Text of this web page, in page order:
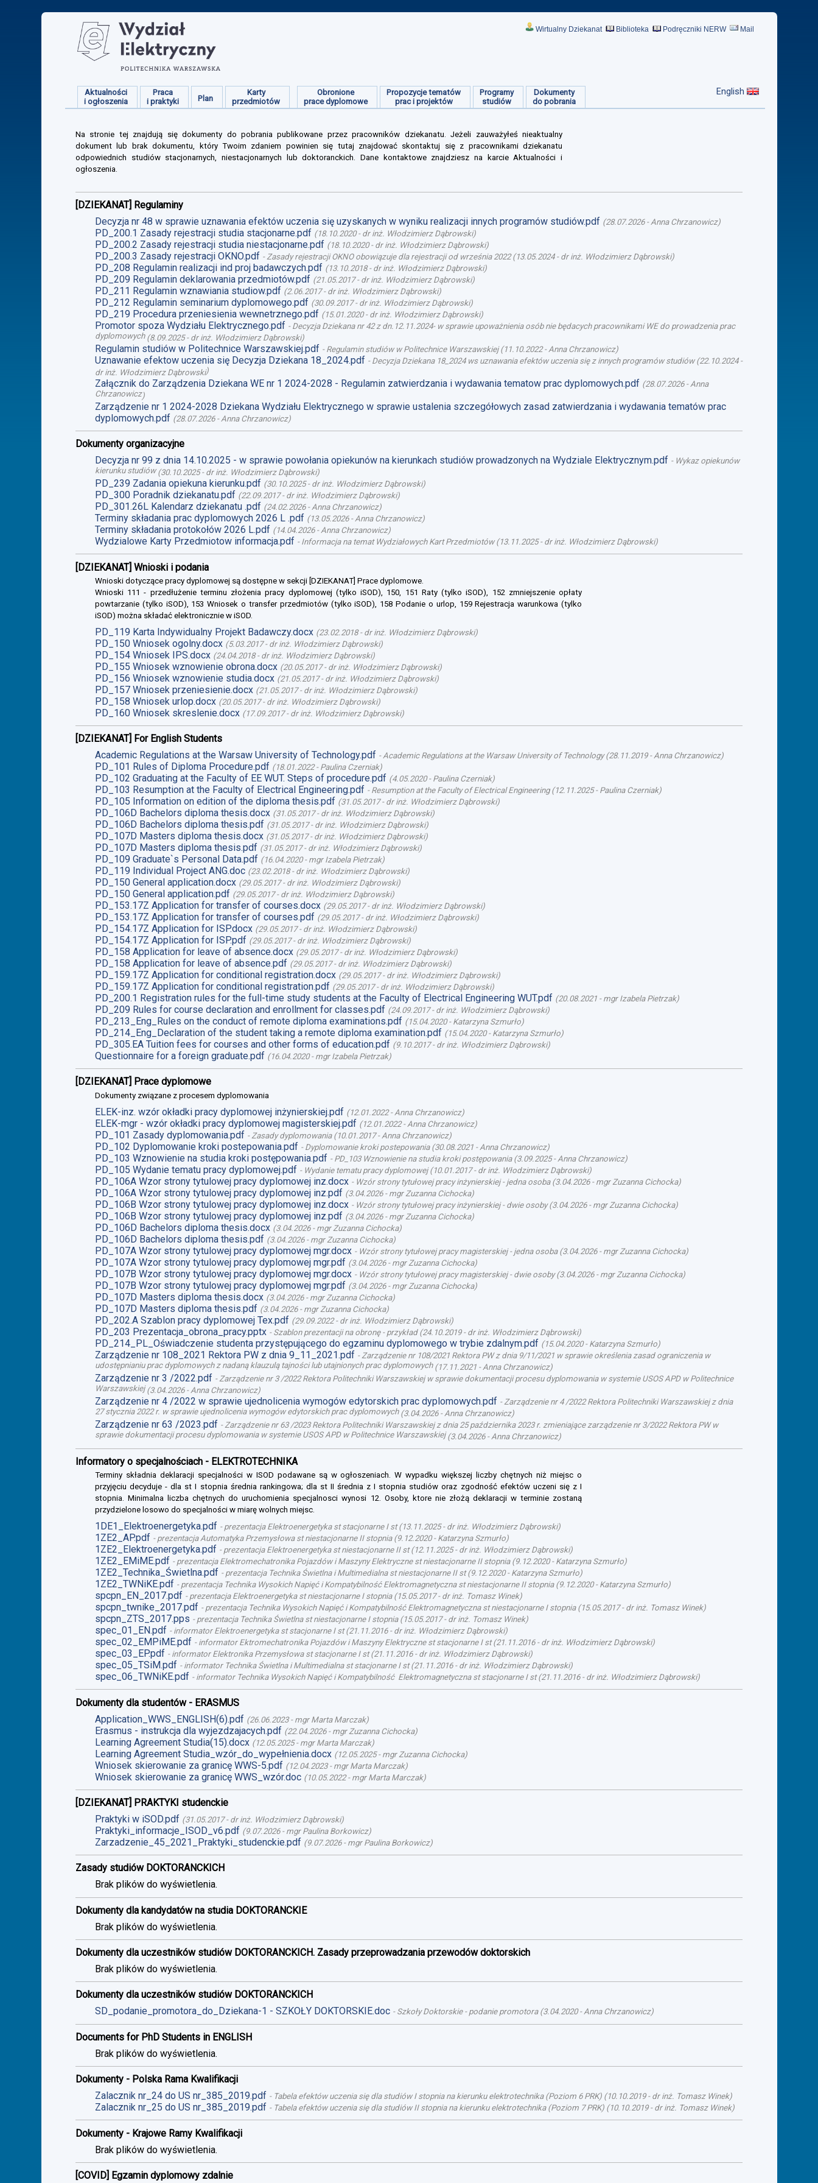
Wirtualny Dziekanat Biblioteka Podręczniki NERW Mail
Aktualności
i ogłoszenia
Praca
i praktyki
Plan
Karty
przedmiotów
Obronione
prace dyplomowe
Propozycje tematów
prac i projektów
Programy
studiów
Dokumenty
do pobrania
English
Na stronie tej znajdują się dokumenty do pobrania publikowane przez pracowników dziekanatu. Jeżeli zauważyłeś nieaktualny
dokument lub brak dokumentu, który Twoim zdaniem powinien się tutaj znajdować skontaktuj się z pracownikami dziekanatu
odpowiednich studiów stacjonarnych, niestacjonarnych lub doktoranckich. Dane kontaktowe znajdziesz na karcie Aktualności i
ogłoszenia.
[DZIEKANAT] Regulaminy
Decyzja nr 48 w sprawie uznawania efektów uczenia się uzyskanych w wyniku realizacji innych programów studiów.pdf (28.07.2026- Anna Chrzanowicz)
PD_200.1 Zasady rejestracji studia stacjonarne.pdf (18.10.2020- dr inż. Włodzimierz Dąbrowski)
PD_200.2 Zasady rejestracji studia niestacjonarne.pdf (18.10.2020- dr inż. Włodzimierz Dąbrowski)
PD_200.3 Zasady rejestracji OKNO.pdf - Zasady rejestracji OKNO obowiązuje dla rejestracji od września 2022(13.05.2024- dr inż. Włodzimierz Dąbrowski)
PD_208 Regulamin realizacji ind proj badawczych.pdf (13.10.2018- dr inż. Włodzimierz Dąbrowski)
PD_209 Regulamin deklarowania przedmiotów.pdf (21.05.2017- dr inż. Włodzimierz Dąbrowski)
PD_211 Regulamin wznawiania studiow.pdf (2.06.2017- dr inż. Włodzimierz Dąbrowski)
PD_212 Regulamin seminarium dyplomowego.pdf (30.09.2017- dr inż. Włodzimierz Dąbrowski)
PD_219 Procedura przeniesienia wewnetrznego.pdf (15.01.2020- dr inż. Włodzimierz Dąbrowski)
Promotor spoza Wydziału Elektrycznego.pdf - Decyzja Dziekana nr 42 z dn.12.11.2024- w sprawie upoważnienia osób nie będacych pracownikami WE do prowadzenia prac
dyplomowych(8.09.2025- dr inż. Włodzimierz Dąbrowski)
Regulamin studiów w Politechnice Warszawskiej.pdf - Regulamin studiów w Politechnice Warszawskiej(11.10.2022- Anna Chrzanowicz)
Uznawanie efektow uczenia się Decyzja Dziekana 18_2024.pdf - Decyzja Dziekana 18_2024 ws uznawania efektów uczenia się z innych programów studiów(22.10.2024-
dr inż. Włodzimierz Dąbrowski)
Załącznik do Zarządzenia Dziekana WE nr 1 2024-2028 - Regulamin zatwierdzania i wydawania tematow prac dyplomowych.pdf (28.07.2026- Anna
Chrzanowicz)
Zarządzenie nr 1 2024-2028 Dziekana Wydziału Elektrycznego w sprawie ustalenia szczegółowych zasad zatwierdzania i wydawania tematów prac
dyplomowych.pdf (28.07.2026- Anna Chrzanowicz)
Dokumenty organizacyjne
Decyzja nr 99 z dnia 14.10.2025 - w sprawie powołania opiekunów na kierunkach studiów prowadzonych na Wydziale Elektrycznym.pdf - Wykaz opiekunów
kierunku studiów(30.10.2025- dr inż. Włodzimierz Dąbrowski)
PD_239 Zadania opiekuna kierunku.pdf (30.10.2025- dr inż. Włodzimierz Dąbrowski)
PD_300 Poradnik dziekanatu.pdf (22.09.2017- dr inż. Włodzimierz Dąbrowski)
PD_301.26L Kalendarz dziekanatu .pdf (24.02.2026-Anna Chrzanowicz)
Terminy składania prac dyplomowych 2026 L .pdf (13.05.2026-Anna Chrzanowicz)
Terminy składania protokołów 2026 L.pdf (14.04.2026-Anna Chrzanowicz)
Wydzialowe Karty Przedmiotow informacja.pdf - Informacja na temat Wydziałowych Kart Przedmiotów(13.11.2025- dr inż. Włodzimierz Dąbrowski)
[DZIEKANAT] Wnioski i podania
Wnioski dotyczące pracy dyplomowej są dostępne w sekcji [DZIEKANAT] Prace dyplomowe.
Wnioski 111 - przedłużenie terminu złożenia pracy dyplomowej (tylko iSOD), 150, 151 Raty (tylko iSOD), 152 zmniejszenie opłaty
powtarzanie (tylko iSOD), 153 Wniosek o transfer przedmiotów (tylko iSOD), 158 Podanie o urlop, 159 Rejestracja warunkowa (tylko
iSOD) można składać elektronicznie w iSOD.
PD_119 Karta Indywidualny Projekt Badawczy.docx (23.02.2018- dr inż. Włodzimierz Dąbrowski)
PD_150 Wniosek ogolny.docx (5.03.2017- dr inż. Włodzimierz Dąbrowski)
PD_154 Wniosek IPS.docx (24.04.2018- dr inż. Włodzimierz Dąbrowski)
PD_155 Wniosek wznowienie obrona.docx (20.05.2017- dr inż. Włodzimierz Dąbrowski)
PD_156 Wniosek wznowienie studia.docx (21.05.2017- dr inż. Włodzimierz Dąbrowski)
PD_157 Wniosek przeniesienie.docx (21.05.2017- dr inż. Włodzimierz Dąbrowski)
PD_158 Wniosek urlop.docx (20.05.2017- dr inż. Włodzimierz Dąbrowski)
PD_160 Wniosek skreslenie.docx (17.09.2017- dr inż. Włodzimierz Dąbrowski)
[DZIEKANAT] For English Students
Academic Regulations at the Warsaw University of Technology.pdf -Academic Regulations at the Warsaw University of Technology(28.11.2019-Anna Chrzanowicz)
PD_101 Rules of Diploma Procedure.pdf (18.01.2022- Paulina Czerniak)
PD_102 Graduating at the Faculty of EE WUT. Steps of procedure.pdf (4.05.2020- Paulina Czerniak)
PD_103 Resumption at the Faculty of Electrical Engineering.pdf - Resumption at the Faculty of Electrical Engineering(12.11.2025- Paulina Czerniak)
PD_105 Information on edition of the diploma thesis.pdf (31.05.2017- dr inż. Włodzimierz Dąbrowski)
PD_106D Bachelors diploma thesis.docx (31.05.2017- dr inż. Włodzimierz Dąbrowski)
PD_106D Bachelors diploma thesis.pdf (31.05.2017- dr inż. Włodzimierz Dąbrowski)
PD_107D Masters diploma thesis.docx (31.05.2017- dr inż. Włodzimierz Dąbrowski)
PD_107D Masters diploma thesis.pdf (31.05.2017- dr inż. Włodzimierz Dąbrowski)
PD_109 Graduate`s Personal Data.pdf (16.04.2020- mgr Izabela Pietrzak)
PD_119 Individual Project ANG.doc (23.02.2018- dr inż. Włodzimierz Dąbrowski)
PD_150 General application.docx (29.05.2017- dr inż. Włodzimierz Dąbrowski)
PD_150 General application.pdf (29.05.2017- dr inż. Włodzimierz Dąbrowski)
PD_153.17Z Application for transfer of courses.docx (29.05.2017- dr inż. Włodzimierz Dąbrowski)
PD_153.17Z Application for transfer of courses.pdf (29.05.2017- dr inż. Włodzimierz Dąbrowski)
PD_154.17Z Application for ISP.docx (29.05.2017- dr inż. Włodzimierz Dąbrowski)
PD_154.17Z Application for ISP.pdf (29.05.2017- dr inż. Włodzimierz Dąbrowski)
PD_158 Application for leave of absence.docx (29.05.2017- dr inż. Włodzimierz Dąbrowski)
PD_158 Application for leave of absence.pdf (29.05.2017- dr inż. Włodzimierz Dąbrowski)
PD_159.17Z Application for conditional registration.docx (29.05.2017- dr inż. Włodzimierz Dąbrowski)
PD_159.17Z Application for conditional registration.pdf (29.05.2017- dr inż. Włodzimierz Dąbrowski)
PD_200.1 Registration rules for the full-time study students at the Faculty of Electrical Engineering WUT.pdf (20.08.2021 - mgr Izabela Pietrzak)
PD_209 Rules for course declaration and enrollment for classes.pdf (24.09.2017- dr inż. Włodzimierz Dąbrowski)
PD_213_Eng_Rules on the conduct of remote diploma examinations.pdf (15.04.2020- Katarzyna Szmurło)
PD_214_Eng_Declaration of the student taking a remote diploma examination.pdf (15.04.2020- Katarzyna Szmurło)
PD_305.EA Tuition fees for courses and other forms of education.pdf (9.10.2017- dr inż. Włodzimierz Dąbrowski)
Questionnaire for a foreign graduate.pdf (16.04.2020- mgr Izabela Pietrzak)
[DZIEKANAT] Prace dyplomowe
Dokumenty związane z procesem dyplomowania
ELEK-inz. wzór okładki pracy dyplomowej inżynierskiej.pdf (12.01.2022- Anna Chrzanowicz)
ELEK-mgr - wzór okładki pracy dyplomowej magisterskiej.pdf (12.01.2022- Anna Chrzanowicz)
PD_101 Zasady dyplomowania.pdf - Zasady dyplomowania(10.01.2017- Anna Chrzanowicz)
PD_102 Dyplomowanie kroki postepowania.pdf - Dyplomowanie kroki postepowania(30.08.2021 - Anna Chrzanowicz)
PD_103 Wznowienie na studia kroki postępowania.pdf - PD_103 Wznowienie na studia kroki postępowania(3.09.2025- Anna Chrzanowicz)
PD_105 Wydanie tematu pracy dyplomowej.pdf - Wydanie tematu pracy dyplomowej(10.01.2017- dr inż. Włodzimierz Dąbrowski)
PD_106A Wzor strony tytulowej pracy dyplomowej inz.docx - Wzór strony tytułowej pracy inżynierskiej - jedna osoba(3.04.2026- mgr Zuzanna Cichocka)
PD_106A Wzor strony tytulowej pracy dyplomowej inz.pdf (3.04.2026- mgr Zuzanna Cichocka)
PD_106B Wzor strony tytulowej pracy dyplomowej inz.docx - Wzór strony tytułowej pracy inżynierskiej - dwie osoby(3.04.2026- mgr Zuzanna Cichocka)
PD_106B Wzor strony tytulowej pracy dyplomowej inz.pdf (3.04.2026- mgr Zuzanna Cichocka)
PD_106D Bachelors diploma thesis.docx (3.04.2026- mgr Zuzanna Cichocka)
PD_106D Bachelors diploma thesis.pdf (3.04.2026- mgr Zuzanna Cichocka)
PD_107A Wzor strony tytulowej pracy dyplomowej mgr.docx - Wzór strony tytułowej pracy magisterskiej - jedna osoba(3.04.2026- mgr Zuzanna Cichocka)
PD_107A Wzor strony tytulowej pracy dyplomowej mgr.pdf (3.04.2026- mgr Zuzanna Cichocka)
PD_107B Wzor strony tytulowej pracy dyplomowej mgr.docx - Wzór strony tytułowej pracy magisterskiej - dwie osoby(3.04.2026- mgr Zuzanna Cichocka)
PD_107B Wzor strony tytulowej pracy dyplomowej mgr.pdf (3.04.2026- mgr Zuzanna Cichocka)
PD_107D Masters diploma thesis.docx (3.04.2026- mgr Zuzanna Cichocka)
PD_107D Masters diploma thesis.pdf (3.04.2026- mgr Zuzanna Cichocka)
PD_202.A Szablon pracy dyplomowej Tex.pdf (29.09.2022- dr inż. Włodzimierz Dąbrowski)
PD_203 Prezentacja_obrona_pracy.pptx - Szablon prezentacji na obronę - przykład(24.10.2019- dr inż. Włodzimierz Dąbrowski)
PD_214_PL_Oświadczenie studenta przystępującego do egzaminu dyplomowego w trybie zdalnym.pdf (15.04.2020- Katarzyna Szmurło)
Zarządzenie nr 108_2021 Rektora PW z dnia 9_11_2021.pdf - Zarządzenie nr 108/2021 Rektora PW z dnia 9/11/2021 w sprawie określenia zasad ograniczenia w
udostępnianiu prac dyplomowych z nadaną klauzulą tajności lub utajnionych prac dyplomowych(17.11.2021 - Anna Chrzanowicz)
Zarządzenie nr 3 /2022.pdf - Zarządzenie nr 3 /2022 Rektora Politechniki Warszawskiej w sprawie dokumentacji procesu dyplomowania w systemie USOS APD w Politechnice
Warszawskiej(3.04.2026- Anna Chrzanowicz)
Zarządzenie nr 4 /2022 w sprawie ujednolicenia wymogów edytorskich prac dyplomowych.pdf - Zarządzenie nr 4 /2022 Rektora Politechniki Warszawskiej z dnia
27 stycznia 2022 r. w sprawie ujednolicenia wymogów edytorskich prac dyplomowych(3.04.2026- Anna Chrzanowicz)
Zarządzenie nr 63 /2023.pdf - Zarządzenie nr 63 /2023 Rektora Politechniki Warszawskiej z dnia 25 października 2023 r. zmieniające zarządzenie nr 3/2022 Rektora PW w
sprawie dokumentacji procesu dyplomowania w systemie USOS APD w Politechnice Warszawskiej(3.04.2026- Anna Chrzanowicz)
Informatory o specjalnościach - ELEKTROTECHNIKA
Terminy składnia deklaracji specjalności w ISOD podawane są w ogłoszeniach. W wypadku większej liczby chętnych niż miejsc o
przyjęciu decyduje - dla st I stopnia średnia rankingowa; dla st II średnia z I stopnia studiów oraz zgodność efektów uczeni się z I
stopnia. Minimalna liczba chętnych do uruchomienia specjalnosci wynosi 12. Osoby, ktore nie złożą deklaracji w terminie zostaną
przydzielone losowo do specjalności w miarę wolnych miejsc.
1DE1_Elektroenergetyka.pdf - prezentacja Elektroenergetyka st stacjonarne I st(13.11.2025- dr inż. Włodzimierz Dąbrowski)
1ZE2_AP.pdf - prezentacja Automatyka Przemysłowa st niestacjonarne II stopnia(9.12.2020- Katarzyna Szmurło)
1ZE2_Elektroenergetyka.pdf - prezentacja Elektroenergetyka st niestacjonarne II st(12.11.2025- dr inż. Włodzimierz Dąbrowski)
1ZE2_EMiME.pdf - prezentacja Elektromechatronika Pojazdów i Maszyny Elektryczne st niestacjonarne II stopnia(9.12.2020- Katarzyna Szmurło)
1ZE2_Technika_Świetlna.pdf - prezentacja Technika Świetlna i Multimedialna st niestacjonarne II st(9.12.2020- Katarzyna Szmurło)
1ZE2_TWNiKE.pdf - prezentacja Technika Wysokich Napięć i Kompatybilność Elektromagnetyczna st niestacjonarne II stopnia(9.12.2020- Katarzyna Szmurło)
spcpn_EN_2017.pdf - prezentacja Elektroenergetyka st niestacjonarne I stopnia(15.05.2017- dr inż. Tomasz Winek)
spcpn_twnike_2017.pdf - prezentacja Technika Wysokich Napięć i Kompatybilność Elektromagnetyczna st niestacjonarne I stopnia(15.05.2017- dr inż. Tomasz Winek)
spcpn_ZTS_2017.pps - prezentacja Technika Świetlna st niestacjonarne I stopnia(15.05.2017- dr inż. Tomasz Winek)
spec_01_EN.pdf - informator Elektroenergetyka st stacjonarne I st(21.11.2016- dr inż. Włodzimierz Dąbrowski)
spec_02_EMPiME.pdf - informator Ektromechatronika Pojazdów i Maszyny Elektryczne st stacjonarne I st(21.11.2016- dr inż. Włodzimierz Dąbrowski)
spec_03_EP.pdf - informator Elektronika Przemysłowa st stacjonarne I st(21.11.2016- dr inż. Włodzimierz Dąbrowski)
spec_05_TSiM.pdf - informator Technika Świetlna i Multimedialna st stacjonarne I st(21.11.2016- dr inż. Włodzimierz Dąbrowski)
spec_06_TWNiKE.pdf - informator Technika Wysokich Napięć i Kompatybilność Elektromagnetyczna st stacjonarne I st(21.11.2016- dr inż. Włodzimierz Dąbrowski)
Dokumenty dla studentów - ERASMUS
Application_WWS_ENGLISH(6).pdf (26.06.2023- mgr Marta Marczak)
Erasmus - instrukcja dla wyjezdzajacych.pdf (22.04.2026- mgr Zuzanna Cichocka)
Learning Agreement Studia(15).docx (12.05.2025- mgr Marta Marczak)
Learning Agreement Studia_wzór_do_wypełnienia.docx (12.05.2025- mgr Zuzanna Cichocka)
Wniosek skierowanie za granicę WWS-5.pdf (12.04.2023- mgr Marta Marczak)
Wniosek skierowanie za granicę WWS_wzór.doc (10.05.2022- mgr Marta Marczak)
[DZIEKANAT] PRAKTYKI studenckie
Praktyki w iSOD.pdf (31.05.2017- dr inż. Włodzimierz Dąbrowski)
Praktyki_informacje_ISOD_v6.pdf (9.07.2026- mgr Paulina Borkowicz)
Zarzadzenie_45_2021_Praktyki_studenckie.pdf (9.07.2026- mgr Paulina Borkowicz)
Zasady studiów DOKTORANCKICH
Brak plików do wyświetlenia.
Dokumenty dla kandydatów na studia DOKTORANCKIE
Brak plików do wyświetlenia.
Dokumenty dla uczestników studiów DOKTORANCKICH. Zasady przeprowadzania przewodów doktorskich
Brak plików do wyświetlenia.
Dokumenty dla uczestników studiów DOKTORANCKICH
SD_podanie_promotora_do_Dziekana-1 - SZKOŁY DOKTORSKIE.doc - Szkoły Doktorskie - podanie promotora(3.04.2020-Anna Chrzanowicz)
Documents for PhD Students in ENGLISH
Brak plików do wyświetlenia.
Dokumenty - Polska Rama Kwalifikacji
Zalacznik nr_24 do US nr_385_2019.pdf - Tabela efektów uczenia się dla studiów I stopnia na kierunku elektrotechnika (Poziom 6 PRK) (10.10.2019- dr inż. Tomasz Winek)
Zalacznik nr_25 do US nr_385_2019.pdf - Tabela efektów uczenia się dla studiów II stopnia na kierunku elektrotechnika (Poziom 7 PRK) (10.10.2019- dr inż. Tomasz Winek)
Dokumenty - Krajowe Ramy Kwalifikacji
Brak plików do wyświetlenia.
[COVID] Egzamin dyplomowy zdalnie